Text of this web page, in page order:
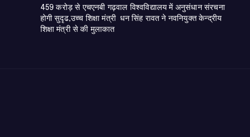
459 करोड़ से एचएनबी गढ़वाल विश्वविद्यालय में अनुसंधान संरचना
होगी सुदृढ,उच्च शिक्षा मंत्री धन सिंह रावत ने नवनियुक्त केन्द्रीय
शिक्षा मंत्री से की मुलाकात